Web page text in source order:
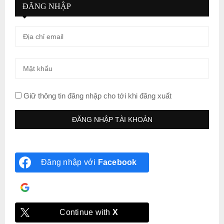
ĐĂNG NHẬP
Giữ thông tin đăng nhập cho tới khi đăng xuất
Đăng nhập với Facebook
Continue with X